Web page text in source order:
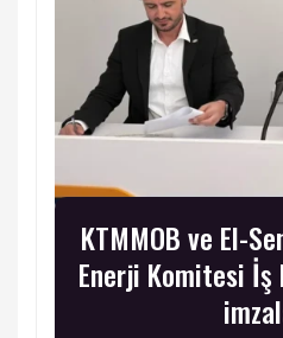
KTMMOB ve El-
Enerji Komitesi